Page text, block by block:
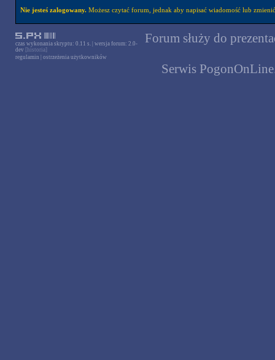
Nie jesteś zalogowany.Możesz czytać forum, jednak aby napisać wiadomość lub
czas wykonania skryptu: 0.11 s. | wersja forum: 2.0-
dev [historia]
regulamin
ostrzeżenia użytkowników
Forum służy do
Serwis